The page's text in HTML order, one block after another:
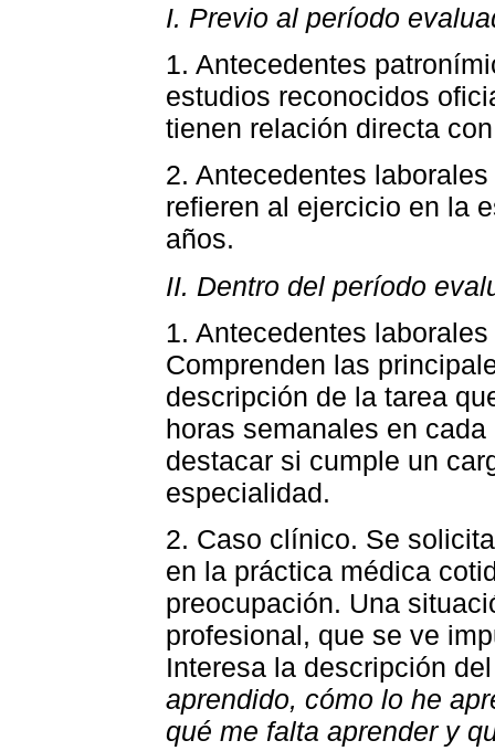
I. Previo al período
1. Antecedentes
estudios reconocidos
tienen relación directa
2. Antecedentes
refieren al ejercicio en la
años.
II. Dentro del período
1. Antecedentes
Comprenden las
descripción de la tarea
horas semanales en
destacar si cumple un
especialidad.
2. Caso clínico. Se
en la práctica médica
preocupación. Una
profesional, que se ve
Interesa la descripción
aprendido, cómo lo he
qué me falta aprender y